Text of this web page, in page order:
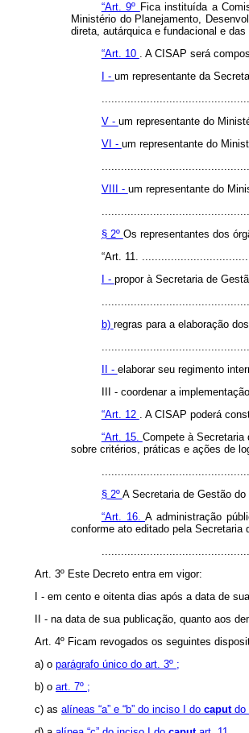
“Art. 9º Fica instituída a
Ministério do Planejamento,
direta, autárquica e fundacional e
“Art. 10 . A CISAP será
I - um representante da
V - um representante do
VI - um representante do
VIII - um representante do
§ 2º Os representantes dos
“Art. 11.
I - propor à Secretaria de
b) regras para a elaboração
II - elaborar seu regimento
III - coordenar a
“Art. 12 . A CISAP poderá
“Art. 15. Compete à
sobre critérios, práticas e ações de
§ 2º A Secretaria de Gestão
“Art. 16. A administração
conforme ato editado pela
Art. 3º Este Decreto entra em vigor:
I - em cento e oitenta dias após a data de
II - na data de sua publicação, quanto aos
Art. 4º Ficam revogados os seguintes
a) o parágrafo único do art. 3º ;
b) o art. 7º ;
c) as alíneas “a” e “b” do inciso I do caput do